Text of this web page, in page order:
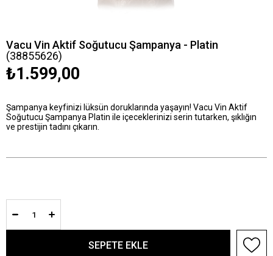
Vacu Vin Aktif Soğutucu Şampanya - Platin
(38855626)
₺1.599,00
Şampanya keyfinizi lüksün doruklarında yaşayın! Vacu Vin Aktif
Soğutucu Şampanya Platin ile içeceklerinizi serin tutarken, şıklığın
ve prestijin tadını çıkarın.